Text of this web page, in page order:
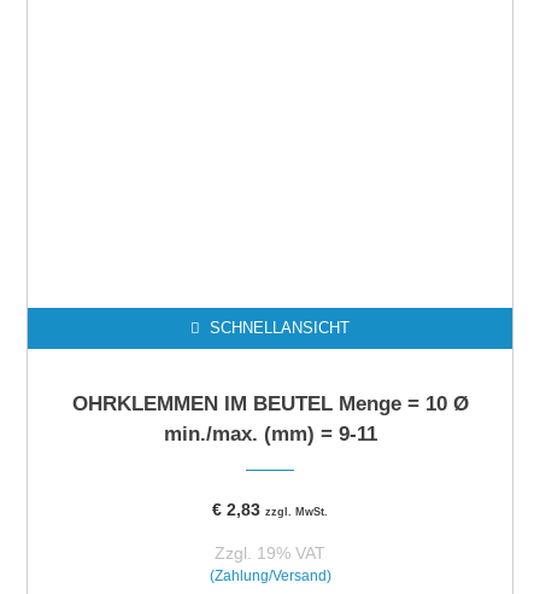
SCHNELLANSICHT
OHRKLEMMEN IM BEUTEL Menge = 10 Ø
min./max. (mm) = 9-11
€ 2,83 zzgl. MwSt.
Zzgl. 19% VAT
(Zahlung/Versand)